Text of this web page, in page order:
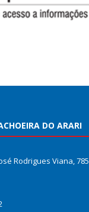
DO ARARI
Rodrigues Viana, 785